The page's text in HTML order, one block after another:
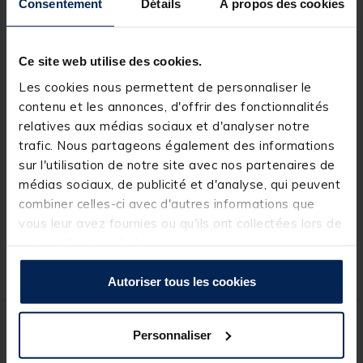
Consentement Détails À propos des cookies
Ce site web utilise des cookies.
Les cookies nous permettent de personnaliser le
contenu et les annonces, d'offrir des fonctionnalités
relatives aux médias sociaux et d'analyser notre
trafic. Nous partageons également des informations
sur l'utilisation de notre site avec nos partenaires de
médias sociaux, de publicité et d'analyse, qui peuvent
combiner celles-ci avec d'autres informations que
vous leur avez fournies ou qu'ils ont collectées lors de
Autoriser tous les cookies
Personnaliser
Sac à Goo Korda Compac
Goo Bag Large Dark Kamo
[object Object] out of 5 Customer Rating
(1)
33,99 €
Expédition sous 24 h
Sac Isotherme Korda
Compac Cool Bag Round
Dark Kamo
45,99 €
Expédition sous 24 h